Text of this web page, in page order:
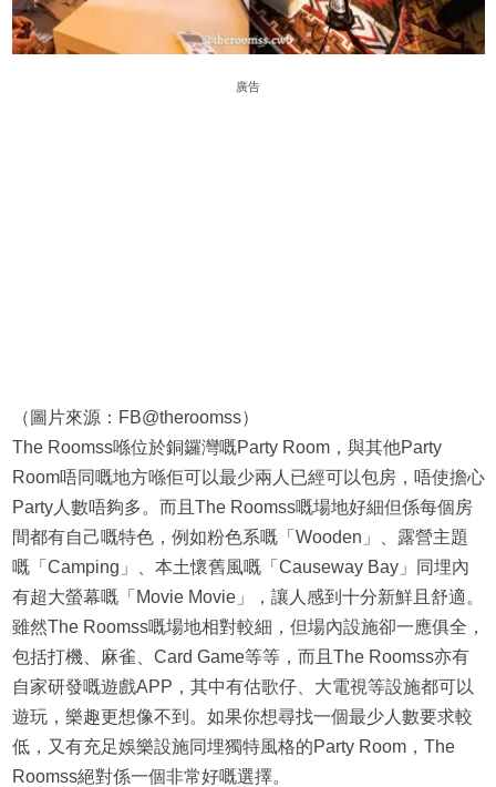
廣告
（圖片來源：FB@theroomss）
The Roomss喺位於銅鑼灣嘅Party Room，與其他Party
Room唔同嘅地方喺佢可以最少兩人已經可以包房，唔使擔心
Party人數唔夠多。而且The Roomss嘅場地好細但係每個房
間都有自己嘅特色，例如粉色系嘅「Wooden」、露營主題
嘅「Camping」、本土懷舊風嘅「Causeway Bay」同埋內
有超大螢幕嘅「Movie Movie」，讓人感到十分新鮮且舒適。
雖然The Roomss嘅場地相對較細，但場內設施卻一應俱全，
包括打機、麻雀、Card Game等等，而且The Roomss亦有
自家研發嘅遊戲APP，其中有估歌仔、大電視等設施都可以
遊玩，樂趣更想像不到。如果你想尋找一個最少人數要求較
低，又有充足娛樂設施同埋獨特風格的Party Room，The
Roomss絕對係一個非常好嘅選擇。